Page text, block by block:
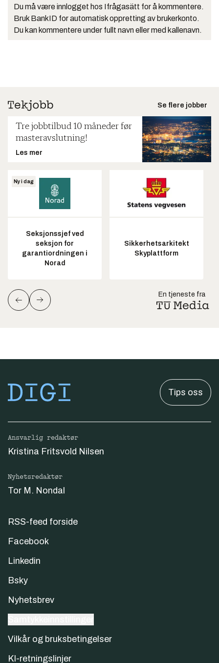
Du må være innlogget hos Ifrågasätt for å kommentere.
Bruk BankID for automatisk oppretting av brukerkonto.
Du kan kommentere under fullt navn eller med kallenavn.
Se flere jobber
Tre jobbtilbud 10 måneder før
masteravslutning!
Les mer
Ny i dag
Seksjonssjef ved
seksjon for
garantiordningen i
Norad
Sikkerhetsarkitekt
Skyplattform
En tjeneste fra
Tips oss
Ansvarlig redaktør
Kristina Fritsvold Nilsen
Nyhetsredaktør
Tor M. Nondal
RSS-feed forside
Facebook
Linkedin
Bsky
Nyhetsbrev
Vilkår og bruksbetingelser
KI-retningslinjer